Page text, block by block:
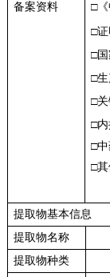
备案资料 □
□
□
□
□
□
□
□其
提取物基本信息
提取物名称
提取物种类